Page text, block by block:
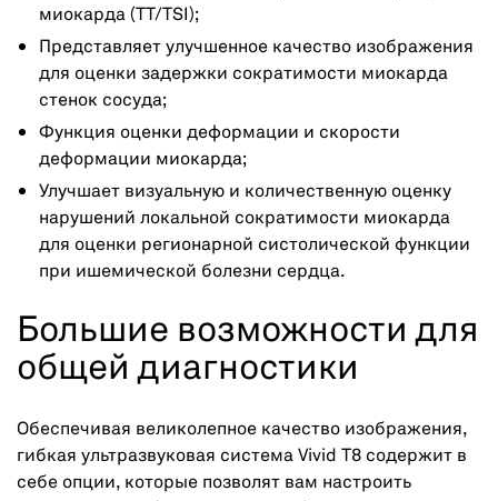
миокарда (TT/TSI);
Представляет улучшенное качество изображения
для оценки задержки сократимости миокарда
стенок сосуда;
Функция оценки деформации и скорости
деформации миокарда;
Улучшает визуальную и количественную оценку
нарушений локальной сократимости миокарда
для оценки регионарной систолической функции
при ишемической болезни сердца.
Большие возможности для
общей диагностики
Обеспечивая великолепное качество изображения,
гибкая ультразвуковая система Vivid T8 содержит в
себе опции, которые позволят вам настроить